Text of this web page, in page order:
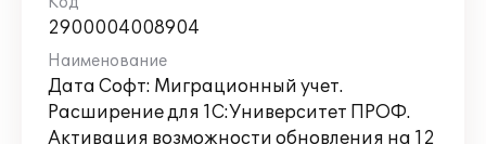
2900004008904
Дата Софт: Миграционный учет.
Расширение для 1С:Университет ПРОФ.
Активация возможности обновления на 12